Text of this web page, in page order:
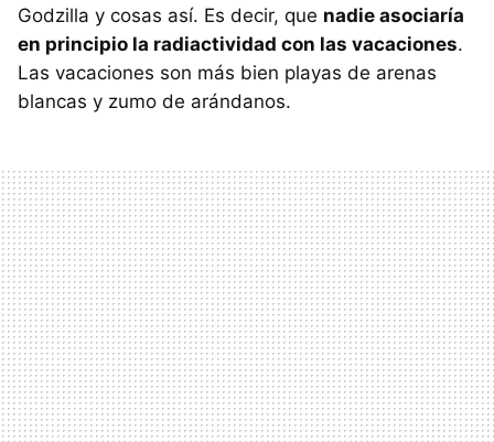
Godzilla y cosas así. Es decir, que nadie asociaría
en principio la radiactividad con las vacaciones.
Las vacaciones son más bien playas de arenas
blancas y zumo de arándanos.